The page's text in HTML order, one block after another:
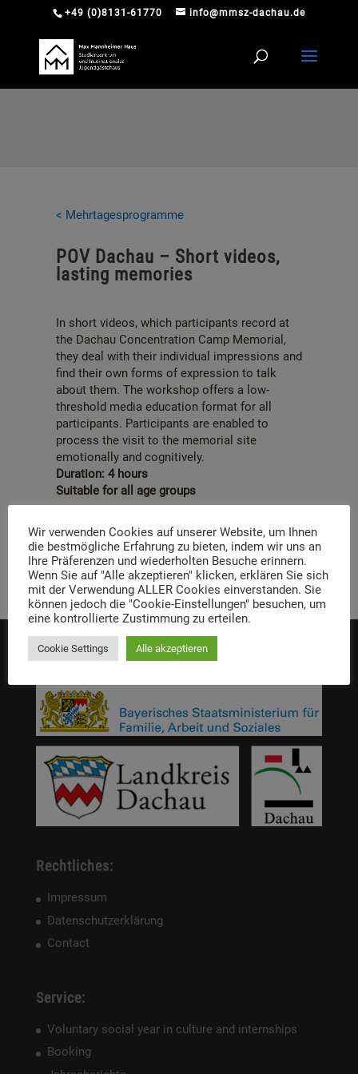
+49 (0)8131-61770 info@mmsz-dachau.de
< Mehrtagesprogramme
POV Dachau – Short videos,
lasting memories
In short videos, which participants record at
the Dachau Concentration Camp Memorial,
they deal with their individual impressions and
find their own forms of expression to talk
about them. The workshop offers a low-
threshold media education format for all
participants. Participants are enabled to
process the visit to the memorial site
emotionally and cognitively.
Duration: 4 hours
Suitable for all age groups
Funded by:
Rechtliches:
Impressum
Datenschutzerklärung
Contact
Service:
Voluntary social year in culture and internships
Booking
Wir verwenden Cookies auf unserer Website, um Ihnen
die bestmögliche Erfahrung zu bieten, indem wir uns an
Ihre Präferenzen und wiederholten Besuche erinnern.
Wenn Sie auf "Alle akzeptieren" klicken, erklären Sie sich
mit der Verwendung ALLER Cookies einverstanden. Sie
können jedoch die "Cookie-Einstellungen" besuchen, um
eine kontrollierte Zustimmung zu erteilen.
Cookie Settings Alle akzeptieren